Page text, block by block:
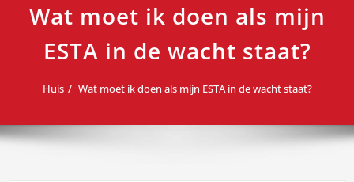
Wat moet ik doen als mijn
ESTA in de wacht staat?
Huis Wat moet ik doen als mijn ESTA in de wacht staat?